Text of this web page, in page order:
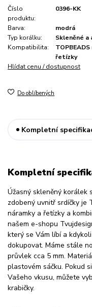
Číslo
produktu:
0396-KK
Barva:
modrá
Typ korálku:
Skleněné a
Kompatibilita:
řetízky
Hlídat cenu / dostupnost
Do oblíbených
Kompletní
Kompletní
Úžasný skleněný korálek
zdobený uvnitř srdíčky je
náramky a řetízky a
našem e-shopu
který se Vám líbí a
dokupovat. Máme stále
průvlek cca 5 mm.
plastovém sáčku. Pokud
Vašeho vkusu, můžete
krabičky.